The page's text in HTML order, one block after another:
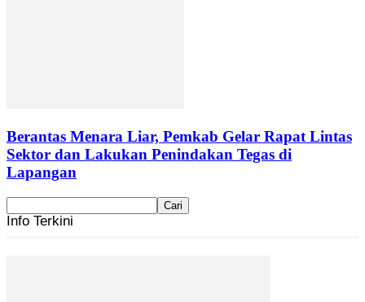
Berantas Menara Liar, Pemkab Gelar Rapat Lintas
Sektor dan Lakukan Penindakan Tegas di
Lapangan
Info Terkini